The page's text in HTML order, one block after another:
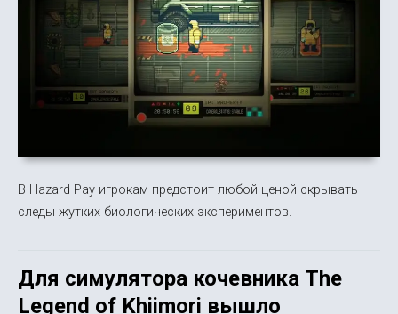
В Hazard Pay игрокам предстоит любой ценой скрывать
следы жутких биологических экспериментов.
Для симулятора кочевника The
Legend of Khiimori вышло